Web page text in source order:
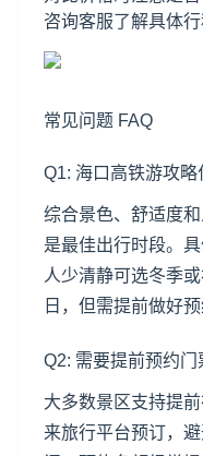
咨询客服了解具体
常见问题 FAQ
Q1: 海口高铁游攻略
综合景色、舒适度
是最佳出行时段。
人少清静可选冬季
日，但需提前做好预
Q2: 需要提前预约门
大多数景区支持提
来旅行平台预订，